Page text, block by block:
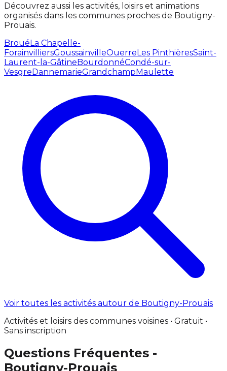
Découvrez aussi les activités, loisirs et animations
organisés dans les communes proches de Boutigny-
Prouais.
BrouéLa Chapelle-
ForainvilliersGoussainvilleOuerreLes PinthièresSaint-
Laurent-la-GâtineBourdonnéCondé-sur-
VesgreDannemarieGrandchampMaulette
Voir toutes les activités autour de Boutigny-Prouais
Activités et loisirs des communes voisines • Gratuit •
Sans inscription
Questions Fréquentes -
Boutigny-Prouais